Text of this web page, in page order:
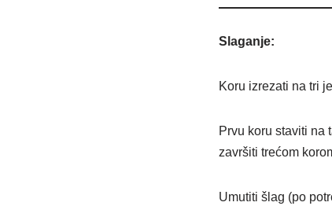
Slaganje:
Koru izrezati na tri
Prvu koru staviti na
završiti trećom
Umutiti šlag (po